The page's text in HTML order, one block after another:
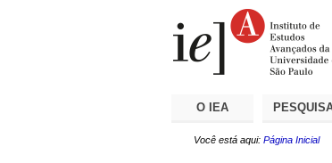
O IEA
Você está aqui: Página Inicial